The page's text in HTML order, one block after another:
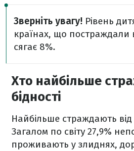
Зверніть увагу! Рівень
країнах, що постраждали
сягає 8%.
Хто найбільше
бідності
Найбільше страждають від
Загалом по світу 27,9%
проживають у злиднях,